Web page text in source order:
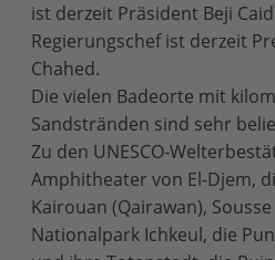
ist derzeit Präsident Beji
Regierungschef ist derzeit
Chahed.
Die vielen Badeorte mit
Sandstränden sind sehr
Zu den UNESCO-
Amphitheater von El-Djem,
Kairouan (Qairawan),
Nationalpark Ichkeul, die